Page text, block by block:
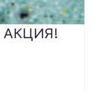
АКЦИЯ!